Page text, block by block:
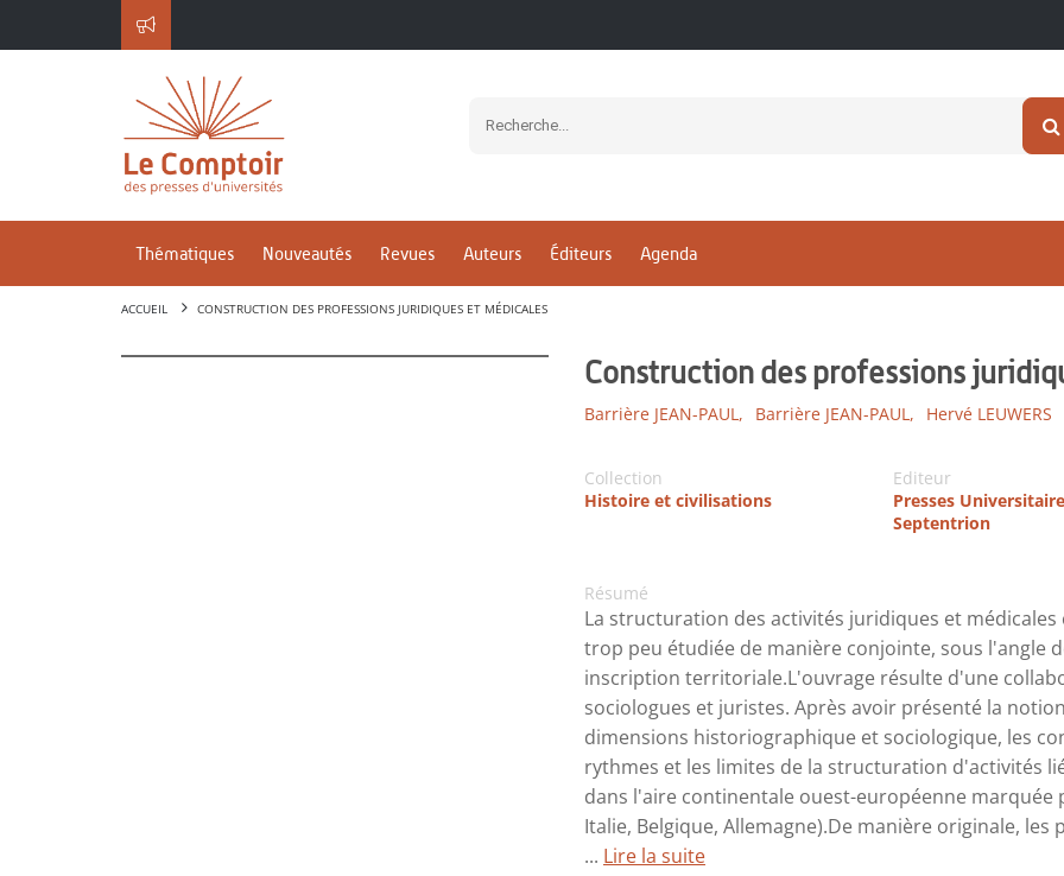
Thématiques Nouveautés Revues Auteurs Éditeurs Agenda
ACCUEIL CONSTRUCTION DES PROFESSIONS JURIDIQUES ET MÉDICALES
Construction des professions
Barrière JEAN-PAUL, Barrière JEAN-PAUL, Hervé LEUWERS
Collection
Histoire et civilisations
Editeur
Presses
Septentrion
Résumé
La structuration des activités juridiques et médicales
trop peu étudiée de manière conjointe, sous l'angle
inscription territoriale.L'ouvrage résulte d'une
sociologues et juristes. Après avoir présenté la
dimensions historiographique et sociologique, les
rythmes et les limites de la structuration d'activités
dans l'aire continentale ouest-européenne marquée
Italie, Belgique, Allemagne).De manière originale,
... Lire la suite